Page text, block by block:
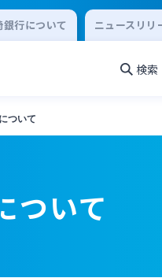
銀行について ニュースリリ
検索
ついて
ついて